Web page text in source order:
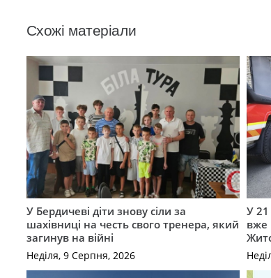
Схожі матеріали
У Бердичеві діти знову сіли за
шахівниці на честь свого тренера, який
загинув на війні
Неділя, 9 Серпня, 2026
У
вже